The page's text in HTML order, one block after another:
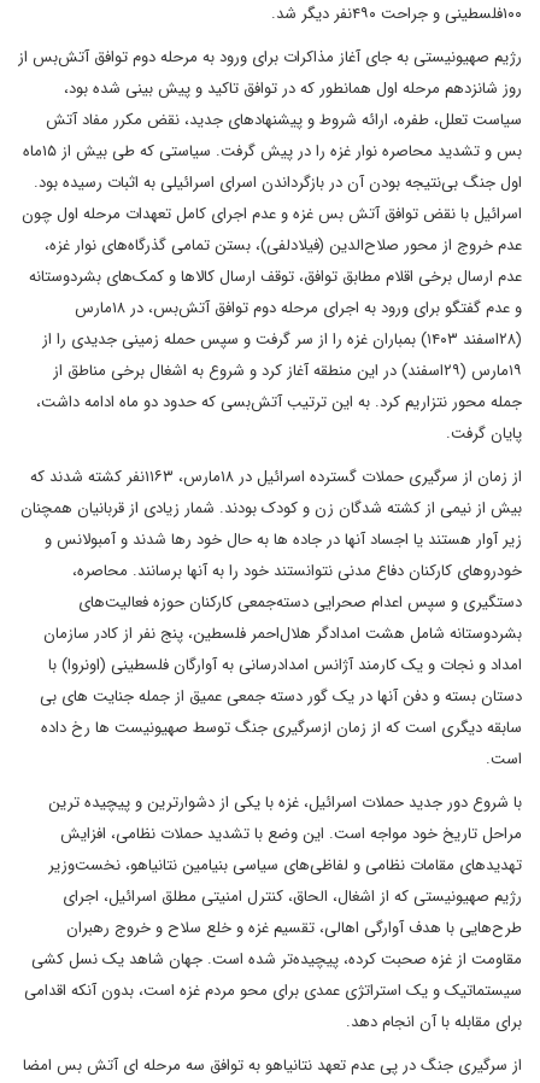
۱۰۰فلسطینی و جراحت ۴۹۰نفر دیگر شد.
رژیم صهیونیستی به جای آغاز مذاکرات برای ورود به مرحله دوم توافق آتش‌بس از
روز شانزدهم مرحله اول همانطور که در توافق تاکید و پیش بینی شده بود،
سیاست تعلل، طفره، ارائه شروط و پیشنهادهای جدید، نقض مکرر مفاد آتش
بس و تشدید محاصره نوار غزه را در پیش گرفت. سیاستی که طی بیش از ۱۵ماه
اول جنگ بی‌نتیجه بودن آن در بازگرداندن اسرای اسرائیلی به اثبات رسیده بود.
اسرائیل با نقض توافق آتش بس غزه و عدم اجرای کامل تعهدات مرحله اول چون
عدم خروج از محور صلاح‌الدین (فیلادلفی)، بستن تمامی گذرگاه‌های نوار غزه،
عدم ارسال برخی اقلام مطابق توافق، توقف ارسال کالاها و کمک‌های بشردوستانه
و عدم گفتگو برای ورود به اجرای مرحله دوم توافق آتش‌بس، در ۱۸مارس
(۲۸اسفند ۱۴۰۳) بمباران غزه را از سر گرفت و سپس حمله زمینی جدیدی را از
۱۹مارس (۲۹اسفند) در این منطقه آغاز کرد و شروع به اشغال برخی مناطق از
جمله محور نتزاریم کرد. به این ترتیب آتش‌بسی که حدود دو ماه ادامه داشت،
پایان گرفت.
از زمان از سرگیری حملات گسترده اسرائیل در ۱۸مارس، ۱۱۶۳نفر کشته شدند که
بیش از نیمی از کشته شدگان زن و کودک بودند. شمار زیادی از قربانیان همچنان
زیر آوار هستند یا اجساد آنها در جاده ها به حال خود رها شدند و آمبولانس و
خودروهای کارکنان دفاع مدنی نتوانستند خود را به آنها برسانند. محاصره،
دستگیری و سپس اعدام صحرایی دسته‌جمعی کارکنان حوزه فعالیت‌های
بشردوستانه شامل هشت امدادگر هلال‌احمر فلسطین، پنج نفر از کادر سازمان
امداد و نجات و یک کارمند آژانس امدادرسانی به آوارگان فلسطینی (اونروا) با
دستان بسته و دفن آنها در یک گور دسته جمعی عمیق از جمله جنایت های بی
سابقه دیگری است که از زمان ازسرگیری جنگ توسط صهیونیست ها رخ داده
است.
با شروع دور جدید حملات اسرائیل، غزه با یکی از دشوارترین و پیچیده ترین
مراحل تاریخ خود مواجه است. این وضع با تشدید حملات نظامی، افزایش
تهدیدهای مقامات نظامی و لفاظی‌های سیاسی بنیامین نتانیاهو، نخست‌وزیر
رژیم صهیونیستی که از اشغال، الحاق، کنترل امنیتی مطلق اسرائیل، اجرای
طرح‌هایی با هدف آوارگی اهالی، تقسیم غزه و خلع سلاح و خروج رهبران
مقاومت از غزه صحبت کرده، پیچیده‌تر شده است. جهان شاهد یک نسل کشی
سیستماتیک و یک استراتژی عمدی برای محو مردم غزه است، بدون آنکه اقدامی
برای مقابله با آن انجام دهد.
از سرگیری جنگ در پی عدم تعهد نتانیاهو به توافق سه مرحله ای آتش بس امضا